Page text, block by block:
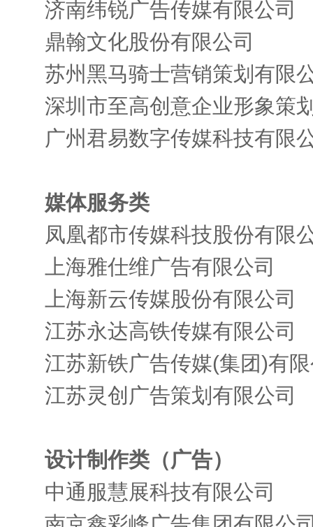
济南纬锐广告传媒有限公司
鼎翰文化股份有限公司
苏州黑马骑士营销策划有限
深圳市至高创意企业形象策
广州君易数字传媒科技有限
媒体服务类
凤凰都市传媒科技股份有限
上海雅仕维广告有限公司
上海新云传媒股份有限公司
江苏永达高铁传媒有限公司
江苏新铁广告传媒(集团)有
江苏灵创广告策划有限公司
设计制作类（广告）
中通服慧展科技有限公司